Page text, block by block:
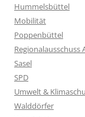
Hummelsbüttel
Mobilität
Poppenbüttel
Regionalausschuss
Sasel
SPD
Umwelt &
Walddörfer